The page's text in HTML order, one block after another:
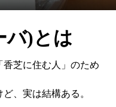
バ)とは
芝に住む人」のため
、実は結構ある。